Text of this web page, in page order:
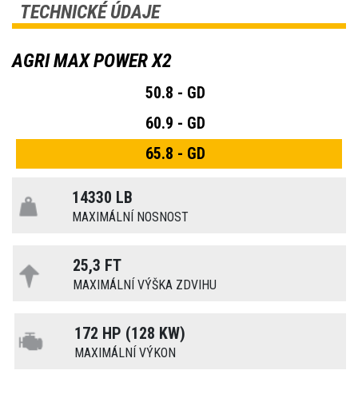
TECHNICKÉ ÚDAJE
AGRI MAX POWER X2
50.8 - GD
60.9 - GD
65.8 - GD
14330 LB
MAXIMÁLNÍ NOSNOST
25,3 FT
MAXIMÁLNÍ VÝŠKA ZDVIHU
172 HP (128 KW)
MAXIMÁLNÍ VÝKON